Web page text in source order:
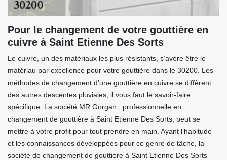
Pour le changement de votre gouttière en
cuivre à Saint Etienne Des Sorts
Le cuivre, un des matériaux les plus résistants, s’avère être le
matériau par excellence pour votre gouttière dans le 30200. Les
méthodes de changement d’une gouttière en cuivre se diffèrent
des autres descentes pluviales, il vous faut le savoir-faire
spécifique. La société MR Gorgan , professionnelle en
changement de gouttière à Saint Etienne Des Sorts, peut se
mettre à votre profit pour tout prendre en main. Ayant l’habitude
et les connaissances développées pour ce genre de tâche, la
société de changement de gouttière à Saint Etienne Des Sorts